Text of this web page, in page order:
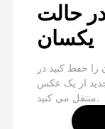
حالت
یکسان
حفظ کنید در
از یک عکس
منتقل می کنید.